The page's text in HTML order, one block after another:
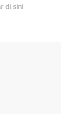
di sini